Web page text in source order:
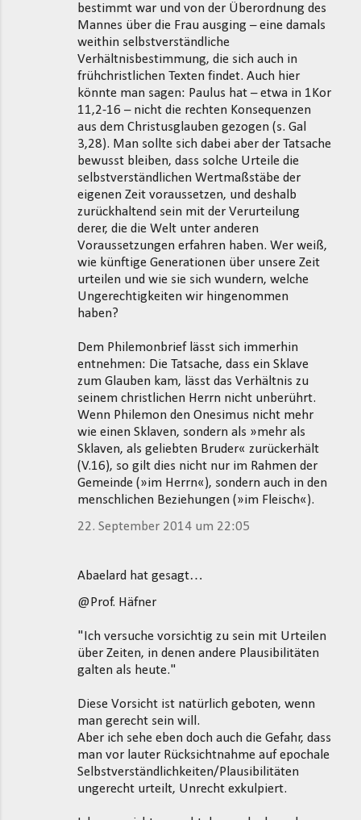
bestimmt war und von der Überordnung des
Mannes über die Frau ausging – eine damals
weithin selbstverständliche
Verhältnisbestimmung, die sich auch in
frühchristlichen Texten findet. Auch hier
könnte man sagen: Paulus hat – etwa in 1Kor
11,2-16 – nicht die rechten Konsequenzen
aus dem Christusglauben gezogen (s. Gal
3,28). Man sollte sich dabei aber der Tatsache
bewusst bleiben, dass solche Urteile die
selbstverständlichen Wertmaßstäbe der
eigenen Zeit voraussetzen, und deshalb
zurückhaltend sein mit der Verurteilung
derer, die die Welt unter anderen
Voraussetzungen erfahren haben. Wer weiß,
wie künftige Generationen über unsere Zeit
urteilen und wie sie sich wundern, welche
Ungerechtigkeiten wir hingenommen
haben?
Dem Philemonbrief lässt sich immerhin
entnehmen: Die Tatsache, dass ein Sklave
zum Glauben kam, lässt das Verhältnis zu
seinem christlichen Herrn nicht unberührt.
Wenn Philemon den Onesimus nicht mehr
wie einen Sklaven, sondern als »mehr als
Sklaven, als geliebten Bruder« zurückerhält
(V.16), so gilt dies nicht nur im Rahmen der
Gemeinde (»im Herrn«), sondern auch in den
menschlichen Beziehungen (»im Fleisch«).
22. September 2014 um 22:05
Abaelard hat gesagt…
@Prof. Häfner
"Ich versuche vorsichtig zu sein mit Urteilen
über Zeiten, in denen andere Plausibilitäten
galten als heute."
Diese Vorsicht ist natürlich geboten, wenn
man gerecht sein will.
Aber ich sehe eben doch auch die Gefahr, dass
man vor lauter Rücksichtnahme auf epochale
Selbstverständlichkeiten/Plausibilitäten
ungerecht urteilt, Unrecht exkulpiert.